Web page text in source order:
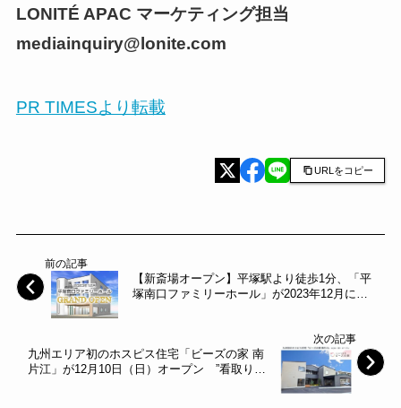
LONITÉ APAC マーケティング担当
mediainquiry@lonite.com
PR TIMESより転載
URLをコピー
前の記事
【新斎場オープン】平塚駅より徒歩1分、「平
塚南口ファミリーホール」が2023年12月に誕
次の記事
九州エリア初のホスピス住宅「ビーズの家 南
片江」が12月10日（日）オープン ”看取り難